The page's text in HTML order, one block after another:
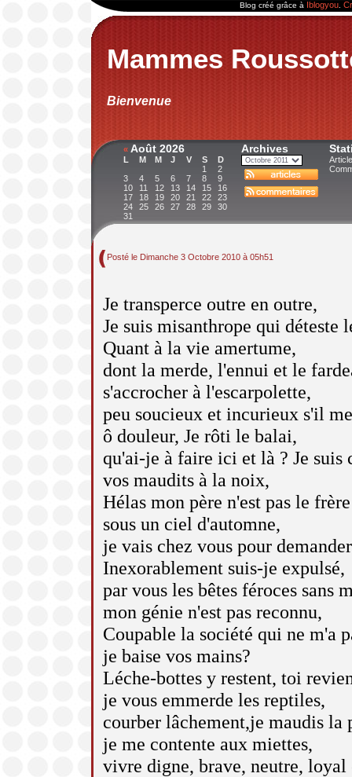
Blog créé grâce à Iblogyou
Mammes
Bienvenue
« Août 2026
L M M J V S
D
1
2
3
4 5 6 7 8
9
10
11 12 13 14 15
16
17
18 19 20 21 22
23
24
25 26 27 28 29
30
31
Archives
Posté le Dimanche 3 Octobre 2010 à 05h51
Je transperce outre en outre,
Je suis misanthrope qui déteste
Quant à la vie amertume,
dont la merde, l'ennui et le
s'accrocher à l'escarpolette,
peu soucieux et incurieux s'il
ô douleur, Je rôti le balai,
qu'ai-je à faire ici et là ? Je suis
vos maudits à la noix,
Hélas mon père n'est pas le
sous un ciel d'automne,
je vais chez vous pour
Inexorablement suis-je expulsé,
par vous les bêtes féroces sans
mon génie n'est pas reconnu,
Coupable la société qui ne m'a
je baise vos mains?
Léche-bottes y restent, toi
je vous emmerde les reptiles,
courber lâchement,je maudis la
je me contente aux miettes,
vivre digne, brave, neutre, loyal